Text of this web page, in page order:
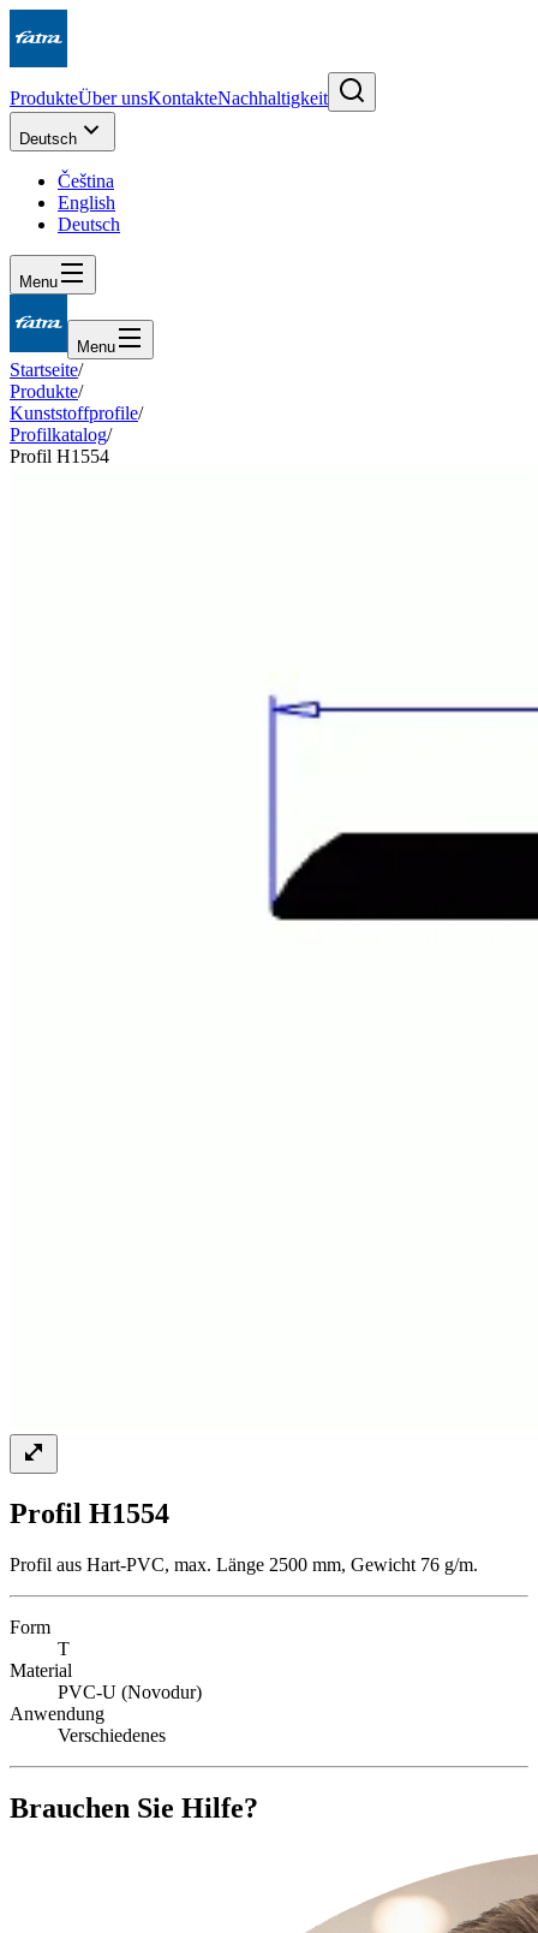
ProdukteÜber unsKontakteNachhaltigkeit
Deutsch
Čeština
English
Deutsch
Menu
Menu
Startseite/
Produkte/
Kunststoffprofile/
Profilkatalog/
Profil H1554
Profil H1554
Profil aus Hart-PVC, max. Länge 2500 mm, Gewicht 76 g/m.
Form
T
Material
PVC-U (Novodur)
Anwendung
Verschiedenes
Brauchen Sie Hilfe?